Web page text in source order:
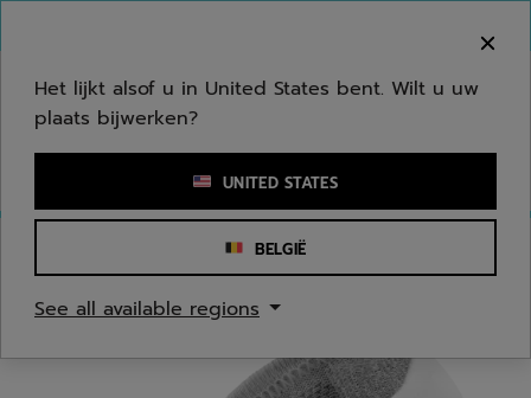
Een zoekwoord of een artikelnummer invoeren
Het lijkt alsof u in United States bent. Wilt u uw
plaats bijwerken?
UNITED STATES
BELGIË
See all available regions